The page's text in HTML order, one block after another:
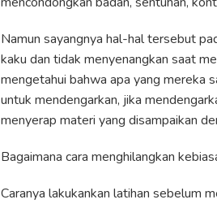
Namun sayangnya hal-hal tersebut
kaku dan tidak menyenangkan saat
mengetahui bahwa apa yang mereka
untuk mendengarkan, jika
menyerap materi yang disampaikan
Bagaimana cara menghilangkan
Caranya lakukankan latihan sebelum